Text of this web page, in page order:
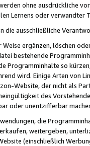
ohne ausdrückliche
Lernens oder
die ausschließliche
ergänzen, löschen
bestehende
Programminhalte so
wird. Einige Arten von
Website, der nicht als
des
oder unentzifferbar
die
weitergeben,
(einschließlich